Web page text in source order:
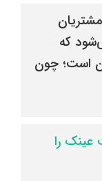
که
است؛ چون
عینک را